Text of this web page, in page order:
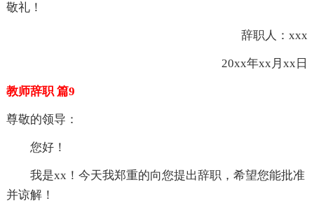
敬礼！
辞职人：xxx
20xx年xx月xx日
教师辞职 篇9
尊敬的领导：
您好！
我是xx！今天我郑重的向您提出辞职，希望您能批准
并谅解！